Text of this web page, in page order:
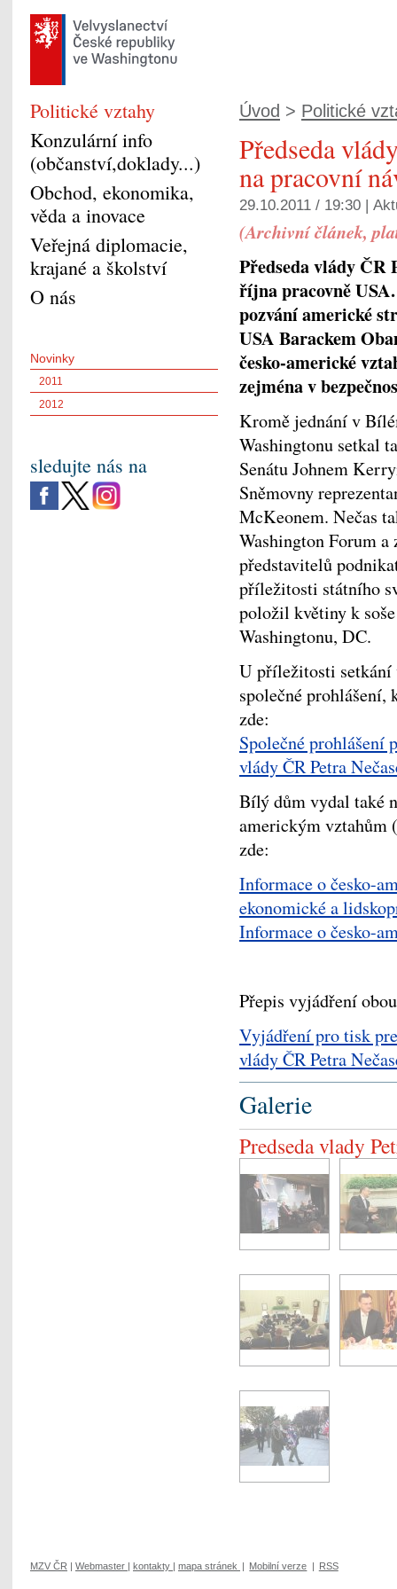
Úvod > Politické
Předseda
na pracovní
29.10.2011 / 19:30 |
(Archivní článek,
Předseda vlády ČR
října pracovně
pozvání americké
USA Barackem
česko-americké
zejména v
Kromě jednání v
Washingtonu setkal
Senátu Johnem
Sněmovny
McKeonem. Nečas
Washington Forum
představitelů
příležitosti státního
položil květiny k
Washingtonu, DC.
U příležitosti setkání
společné prohlášení,
zde:
Společné prohlášení
vlády ČR Petra
Bílý dům vydal také
americkým vztahům
zde:
Informace o česko-
ekonomické a
Informace o česko-
Přepis vyjádření
Vyjádření pro tisk
vlády ČR Petra
Galerie
Predseda vlady
Politické vztahy
Konzulární info
(občanství,doklady...)
Obchod, ekonomika,
věda a inovace
Veřejná diplomacie,
krajané a školství
O nás
Novinky
2011
2012
sledujte nás na
MZV ČR Webmaster kontakty mapa stránek Mobilní verze RSS